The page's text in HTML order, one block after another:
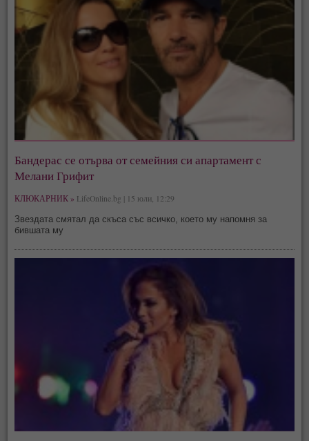
Бандерас се отърва от семейния си апартамент с
Мелани Грифит
КЛЮКАРНИК » LifeOnline.bg | 15 юли, 12:29
Звездата смятал да скъса със всичко, което му напомня за
бившата му